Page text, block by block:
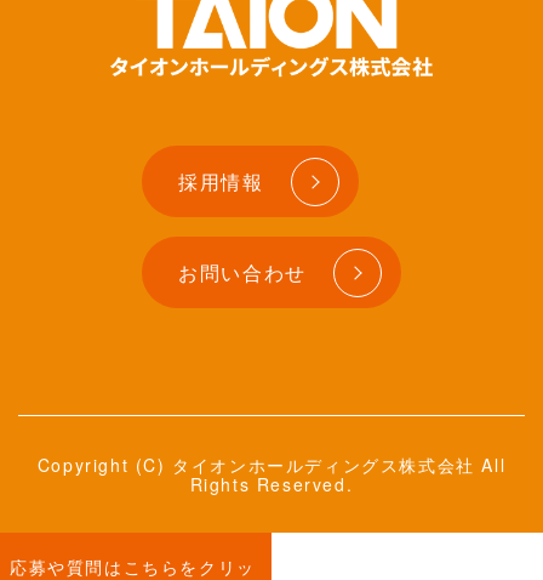
採用情報
お問い合わせ
応募や質問はこちらをクリッ
Copyright (C) タイオンホールディングス株式会社 All
Rights Reserved.